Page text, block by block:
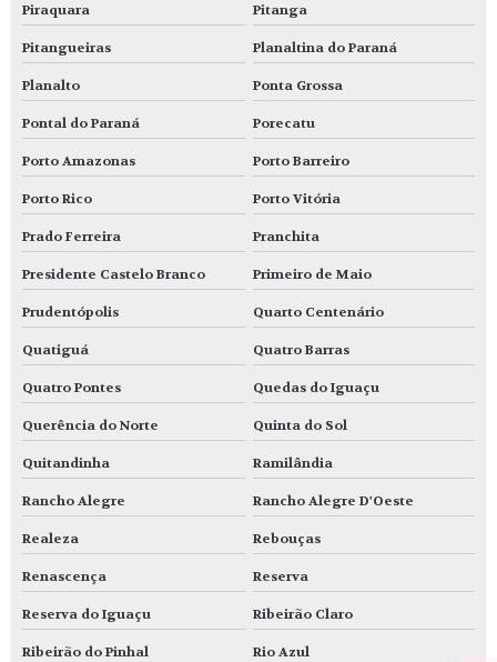
Piraquara Pitanga
Pitangueiras Planaltina do Paraná
Planalto Ponta Grossa
Pontal do Paraná Porecatu
Porto Amazonas Porto Barreiro
Porto Rico Porto Vitória
Prado Ferreira Pranchita
Presidente Castelo Branco Primeiro de Maio
Prudentópolis Quarto Centenário
Quatiguá Quatro Barras
Quatro Pontes Quedas do Iguaçu
Querência do Norte Quinta do Sol
Quitandinha Ramilândia
Rancho Alegre Rancho Alegre D'Oeste
Realeza Rebouças
Renascença Reserva
Reserva do Iguaçu Ribeirão Claro
Ribeirão do Pinhal Rio Azul